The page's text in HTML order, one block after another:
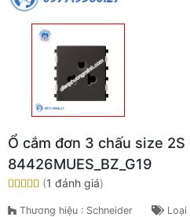
Ổ cắm đơn 3 chấu size
84426MUES_BZ_G19
(1 đánh giá)
Thương hiệu : Schneider
Loại